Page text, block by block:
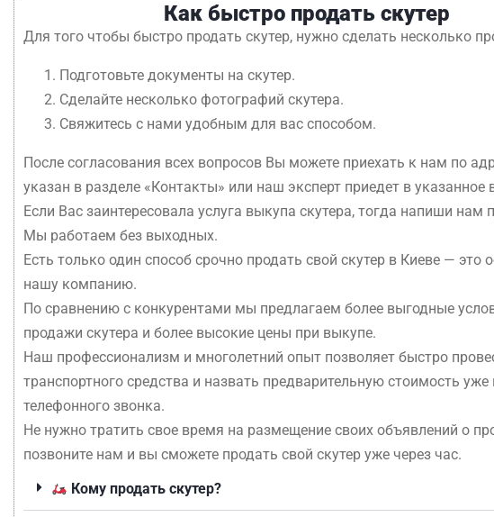
Как быстро продать скутер
Для того чтобы быстро продать скутер, нужно сделать несколько
Подготовьте документы на скутер.
Сделайте несколько фотографий скутера.
Свяжитесь с нами удобным для вас способом.
После согласования всех вопросов Вы можете приехать к нам по
указан в разделе «Контакты» или наш эксперт приедет в указанное
Если Вас заинтересовала услуга выкупа скутера, тогда напиши нам
Мы работаем без выходных.
Есть только один способ срочно продать свой скутер в Киеве — это
нашу компанию.
По сравнению с конкурентами мы предлагаем более выгодные
продажи скутера и более высокие цены при выкупе.
Наш профессионализм и многолетний опыт позволяет быстро
транспортного средства и назвать предварительную стоимость уже
телефонного звонка.
Не нужно тратить свое время на размещение своих объявлений о
позвоните нам и вы сможете продать свой скутер уже через час.
Кому продать скутер?